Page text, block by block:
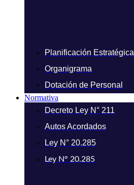
Planificación Estratégica
Organigrama
Dotación de Personal
Normativa
Decreto Ley N° 211
Autos Acordados
Ley N° 20.285
Ley N° 20.285